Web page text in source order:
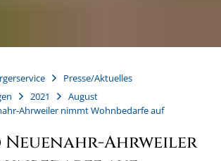
Presse/Aktuelles
2021
August
Ahrweiler nimmt Wohnbedarfe auf
Neuenahr-Ahrweiler